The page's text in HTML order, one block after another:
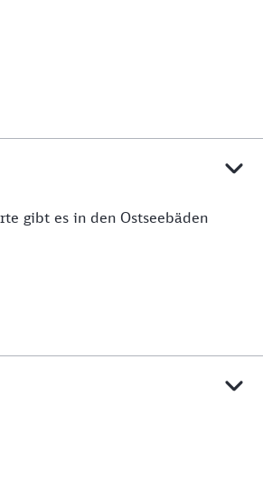
gibt es in den Ostseebäden